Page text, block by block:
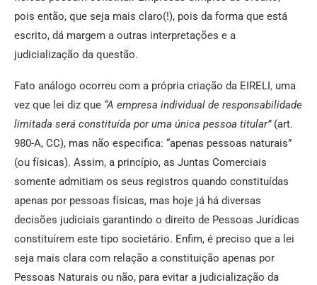
pois então, que seja mais claro(!), pois da forma que está
escrito, dá margem a outras interpretações e a
judicialização da questão.
Fato análogo ocorreu com a própria criação da EIRELI, uma
vez que lei diz que “A empresa individual de responsabilidade
limitada será constituída por uma única pessoa titular” (art.
980-A, CC), mas não especifica: “apenas pessoas naturais”
(ou físicas). Assim, a princípio, as Juntas Comerciais
somente admitiam os seus registros quando constituídas
apenas por pessoas físicas, mas hoje já há diversas
decisões judiciais garantindo o direito de Pessoas Jurídicas
constituírem este tipo societário. Enfim, é preciso que a lei
seja mais clara com relação a constituição apenas por
Pessoas Naturais ou não, para evitar a judicialização da